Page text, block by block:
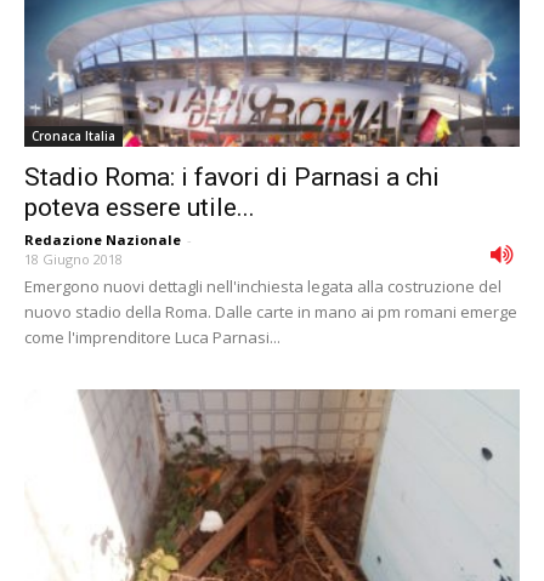
Cronaca Italia
Stadio Roma: i favori di Parnasi a chi
poteva essere utile...
Redazione Nazionale -
18 Giugno 2018
Emergono nuovi dettagli nell'inchiesta legata alla costruzione del
nuovo stadio della Roma. Dalle carte in mano ai pm romani emerge
come l'imprenditore Luca Parnasi...